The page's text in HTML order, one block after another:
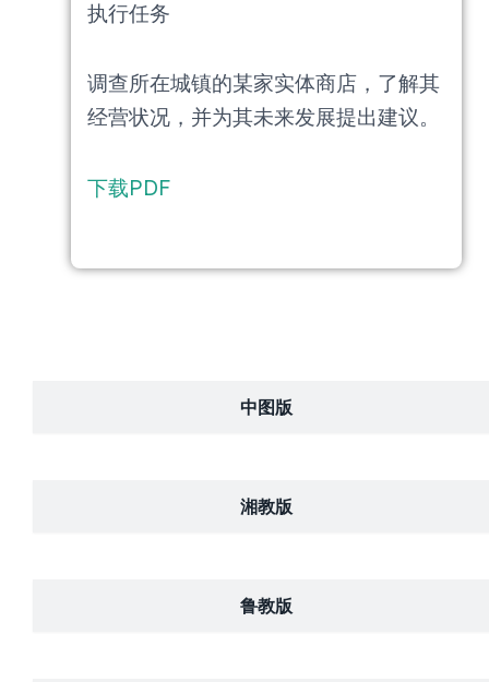
中图版
湘教版
鲁教版
执行任务
调查所在城镇的某家实体商店，了解其
经营状况，并为其未来发展提出建议。
下载PDF